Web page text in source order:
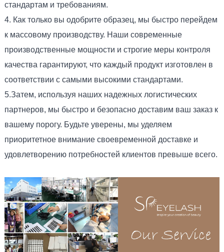
стандартам и требованиям.
4. Как только вы одобрите образец, мы быстро перейдем
к массовому производству. Наши современные
производственные мощности и строгие меры контроля
качества гарантируют, что каждый продукт изготовлен в
соответствии с самыми высокими стандартами.
5.Затем, используя наших надежных логистических
партнеров, мы быстро и безопасно доставим ваш заказ к
вашему порогу. Будьте уверены, мы уделяем
приоритетное внимание своевременной доставке и
удовлетворению потребностей клиентов превыше всего.